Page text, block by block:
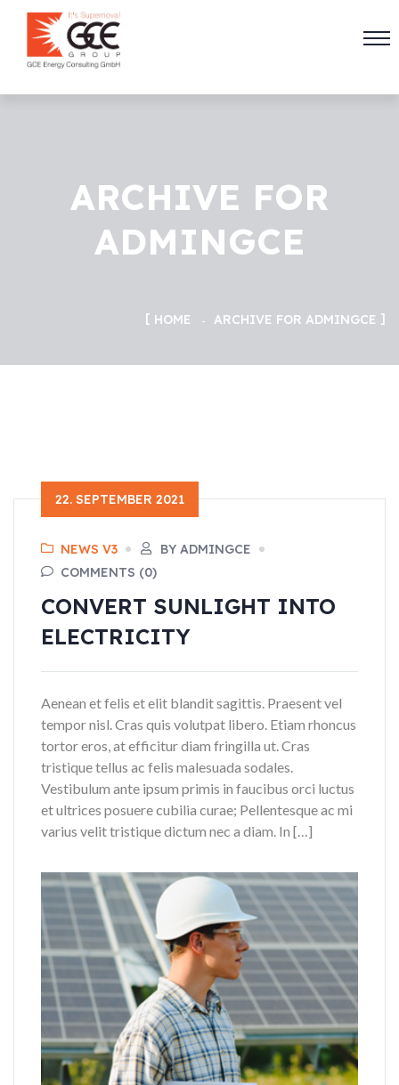
ARCHIVE FOR
ADMINGCE
HOME ARCHIVE FOR ADMINGCE
22. SEPTEMBER 2021
NEWS V3
BY ADMINGCE
COMMENTS (0)
CONVERT SUNLIGHT INTO
ELECTRICITY
Aenean et felis et elit blandit sagittis. Praesent vel
tempor nisl. Cras quis volutpat libero. Etiam rhoncus
tortor eros, at efficitur diam fringilla ut. Cras
tristique tellus ac felis malesuada sodales.
Vestibulum ante ipsum primis in faucibus orci luctus
et ultrices posuere cubilia curae; Pellentesque ac mi
varius velit tristique dictum nec a diam. In […]